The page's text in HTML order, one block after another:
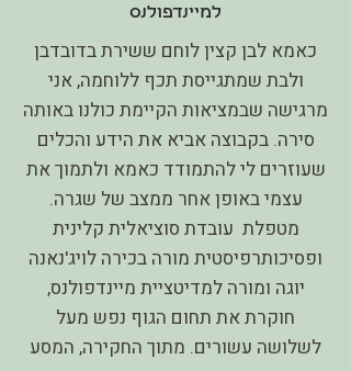
למיינדפולנס
כאמא לבן קצין לוחם ששירת בדובדבן
ולבת שמתגייסת תכף ללוחמה, אני
מרגישה שבמציאות הקיימת כולנו באותה
סירה. בקבוצה אביא את הידע והכלים
שעוזרים לי להתמודד כאמא ולתמוך את
עצמי באופן אחר ממצב של שגרה.
מטפלת עובדת סוציאלית קלינית
ופסיכותרפיסטית מורה בכירה לויג'נאנה
יוגה ומורה למדיטציית מיינדפולנס,
חוקרת את תחום הגוף נפש מעל
לשלושה עשורים. מתוך החקירה, המסע